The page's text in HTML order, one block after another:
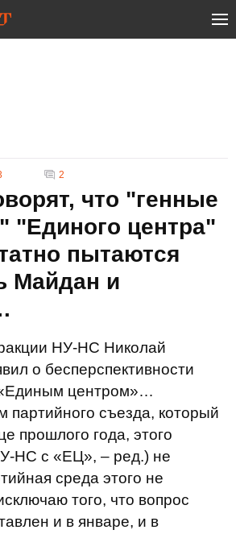
2
что "генные
"Единого центра"
пытаются
Майдан и
НУ-НС Николай
о бесперспективности
центром»…
партийного съезда, который
прошлого года, этого
НС с «ЕЦ», – ред.) не
среда этого не
того, что вопрос
и в январе, и в